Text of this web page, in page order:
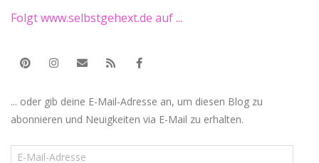
Folgt www.selbstgehext.de auf ...
... oder gib deine E-Mail-Adresse an, um diesen Blog zu
abonnieren und Neuigkeiten via E-Mail zu erhalten.
E-